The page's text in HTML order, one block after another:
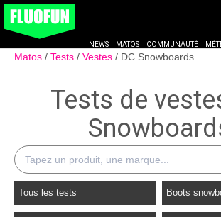
NEWS MATOS COMMUNAUTÉ
Matos Tests Vestes DC Snowboards
Tests de
Tous les tests Boots